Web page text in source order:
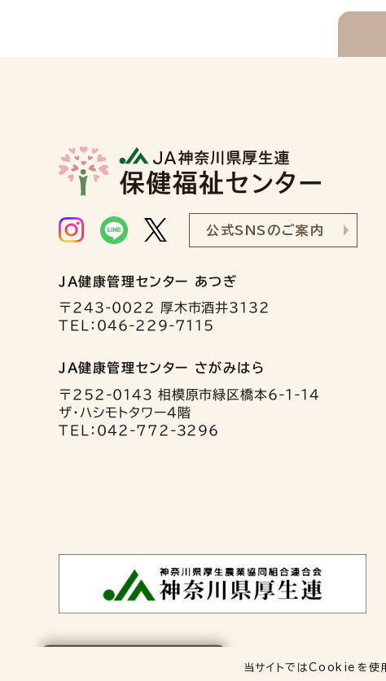
当サイトではCookieを使
公式SNSのご案内
JA健康管理センター あつぎ
〒243-0022 厚木市酒井3132
TEL：046-229-7115
JA健康管理センター さがみはら
〒252-0143 相模原市緑区橋本6-1-14
ザ・ハシモトタワー4階
TEL：042-772-3296